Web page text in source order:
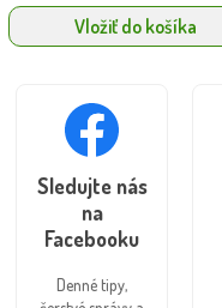
Vložiť do košíka
Sledujte nás
na
Facebooku
Denné tipy,